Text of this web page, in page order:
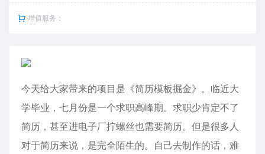
增值服务：
今天给大家带来的项目是《简历模板掘金》。临近大
学毕业，七月份是一个求职高峰期。求职少肯定不了
简历，甚至进电子厂拧螺丝也需要简历。但是很多人
对于简历来说，是完全陌生的。自己去制作的话，难